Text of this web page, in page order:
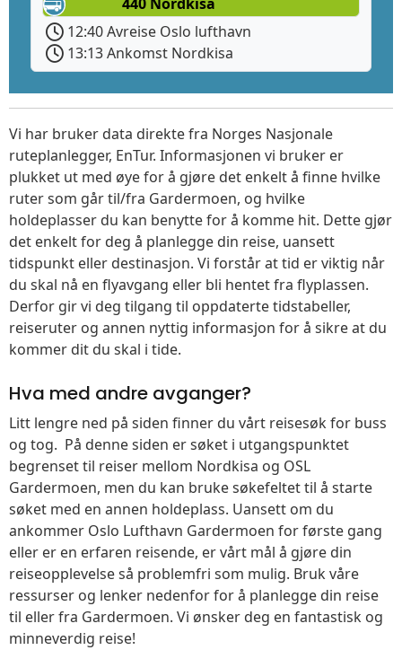
12:40 Avreise Oslo lufthavn
13:13 Ankomst Nordkisa
Vi har bruker data direkte fra Norges Nasjonale
ruteplanlegger, EnTur. Informasjonen vi bruker er
plukket ut med øye for å gjøre det enkelt å finne hvilke
ruter som går til/fra Gardermoen, og hvilke
holdeplasser du kan benytte for å komme hit. Dette gjør
det enkelt for deg å planlegge din reise, uansett
tidspunkt eller destinasjon. Vi forstår at tid er viktig når
du skal nå en flyavgang eller bli hentet fra flyplassen.
Derfor gir vi deg tilgang til oppdaterte tidstabeller,
reiseruter og annen nyttig informasjon for å sikre at du
kommer dit du skal i tide.
Hva med andre avganger?
Litt lengre ned på siden finner du vårt reisesøk for buss
og tog. På denne siden er søket i utgangspunktet
begrenset til reiser mellom Nordkisa og OSL
Gardermoen, men du kan bruke søkefeltet til å starte
søket med en annen holdeplass. Uansett om du
ankommer Oslo Lufthavn Gardermoen for første gang
eller er en erfaren reisende, er vårt mål å gjøre din
reiseopplevelse så problemfri som mulig. Bruk våre
ressurser og lenker nedenfor for å planlegge din reise
til eller fra Gardermoen. Vi ønsker deg en fantastisk og
minneverdig reise!